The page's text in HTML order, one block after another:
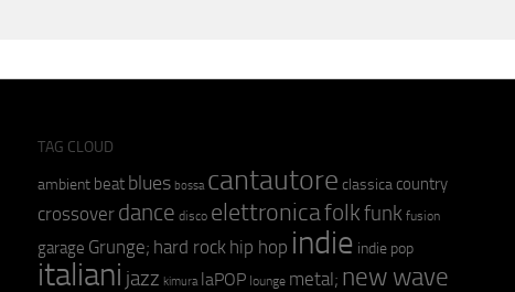
TAG CLOUD
ambient beat blues bossa cantautore classica country
crossover dance disco elettronicafolkfunk fusion
garage Grunge; hard rock hip hop indie indie pop
italiani jazz kimura laPOP lounge metal; new wave